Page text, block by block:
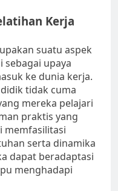
Kerja
suatu aspek
upaya
ke dunia kerja.
tidak cuma
mereka pelajari
praktis yang
memfasilitasi
serta dinamika
dapat beradaptasi
menghadapi